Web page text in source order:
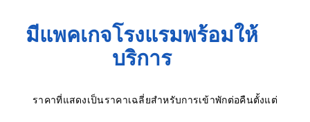
มีแพคเกจโรงแรมพร้อมให้
บริการ
ราคาที่แสดงเป็นราคาเฉลี่ยสำหรับการเข้าพักต่อคืนตั้งแต่